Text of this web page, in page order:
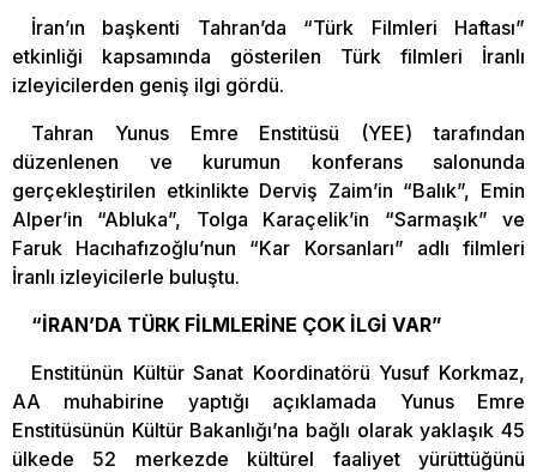
İran’ın başkenti Tahran’da “Türk Filmleri Haftası”
etkinliği kapsamında gösterilen Türk filmleri İranlı
izleyicilerden geniş ilgi gördü.
Tahran Yunus Emre Enstitüsü (YEE) tarafından
düzenlenen ve kurumun konferans salonunda
gerçekleştirilen etkinlikte Derviş Zaim’in “Balık”, Emin
Alper’in “Abluka”, Tolga Karaçelik’in “Sarmaşık” ve
Faruk Hacıhafızoğlu’nun “Kar Korsanları” adlı filmleri
İranlı izleyicilerle buluştu.
“İRAN’DA TÜRK FİLMLERİNE ÇOK İLGİ VAR”
Enstitünün Kültür Sanat Koordinatörü Yusuf Korkmaz,
AA muhabirine yaptığı açıklamada Yunus Emre
Enstitüsünün Kültür Bakanlığı’na bağlı olarak yaklaşık 45
ülkede 52 merkezde kültürel faaliyet yürüttüğünü